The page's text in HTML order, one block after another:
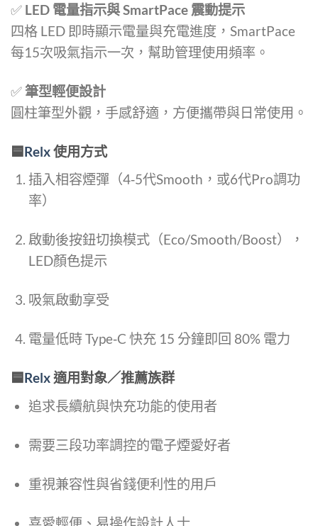
✅ LED 電量指示與 SmartPace 震動提示
四格 LED 即時顯示電量與充電進度，SmartPace
每15次吸氣指示一次，幫助管理使用頻率 。
✅筆型輕便設計
圓柱筆型外觀，手感舒適，方便攜帶與日常使用。
🟦Relx使用方式
插入相容煙彈（4‑5代Smooth，或6代Pro調功
率）
啟動後按鈕切換模式（Eco/Smooth/Boost），
LED顏色提示
吸氣啟動享受
電量低時 Type‑C 快充 15 分鐘即回 80% 電力
🟦Relx適用對象／推薦族群
追求長續航與快充功能的使用者
需要三段功率調控的電子煙愛好者
重視兼容性與省錢便利性的用戶
喜愛輕便、易操作設計人士